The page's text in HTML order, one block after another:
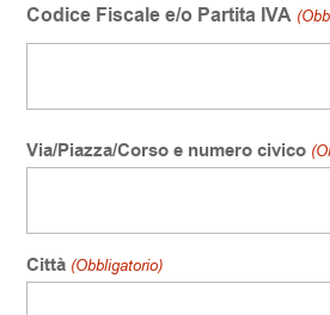
Codice Fiscale e/o Partita IVA
Indirizzo
Via/Piazza/Corso e numero civico
Città